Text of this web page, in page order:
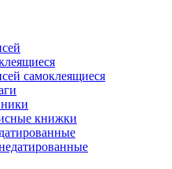
самоклеящиеся
книжки